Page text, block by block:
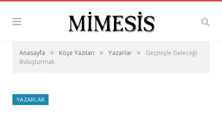
Anasayfa » Köşe Yazıları » Yazarlar »
Geçmişle Geleceği
Buluşturmak
YAZARLAR